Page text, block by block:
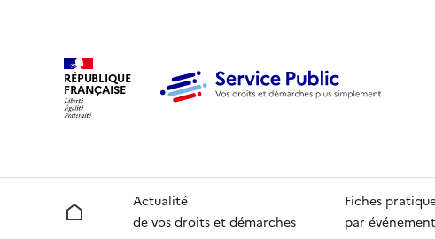
RÉPUBLIQUE
FRANÇAISE
Accueil
Actualité
de vos droits et démarches
Fiches
par